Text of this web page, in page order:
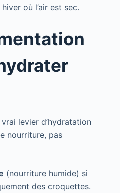
où l’air est sec.
levier d’hydratation
nourriture, pas
(nourriture humide) si
des croquettes.